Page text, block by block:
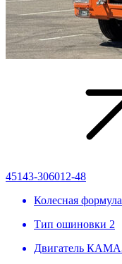
45143-306012-48
Колесная формула
Тип ошиновки 2
Двигатель